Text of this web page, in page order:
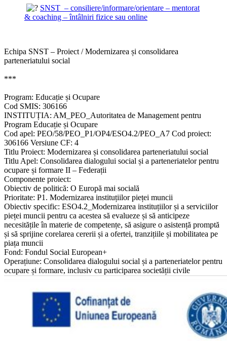
SNST – consiliere/informare/orientare – mentorat
& coaching – întâlniri fizice sau online
Echipa SNST – Proiect / Modernizarea și consolidarea
parteneriatului social
***
Program: Educație și Ocupare
Cod SMIS: 306166
INSTITUȚIA: AM_PEO_Autoritatea de Management pentru
Program Educație și Ocupare
Cod apel: PEO/58/PEO_P1/OP4/ESO4.2/PEO_A7 Cod proiect:
306166 Versiune CF: 4
Titlu Proiect: Modernizarea și consolidarea parteneriatului social
Titlu Apel: Consolidarea dialogului social și a parteneriatelor pentru
ocupare și formare II – Federații
Componente proiect:
Obiectiv de politică: O Europă mai socială
Prioritate: P1. Modernizarea instituțiilor pieței muncii
Obiectiv specific: ESO4.2_Modernizarea instituțiilor și a serviciilor
pieței muncii pentru ca acestea să evalueze și să anticipeze
necesitățile în materie de competențe, să asigure o asistență promptă
și să sprijine corelarea cererii și a ofertei, tranzițiile și mobilitatea pe
piața muncii
Fond: Fondul Social European+
Operațiune: Consolidarea dialogului social și a parteneriatelor pentru
ocupare și formare, inclusiv cu participarea societății civile